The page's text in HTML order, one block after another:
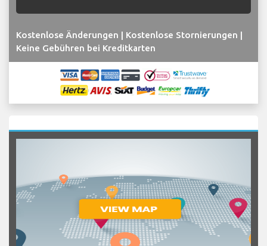
Kostenlose Änderungen | Kostenlose Stornierungen |
Keine Gebühren bei Kreditkarten